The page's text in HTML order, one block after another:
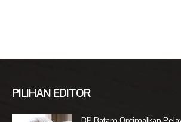
PILIHAN EDITOR